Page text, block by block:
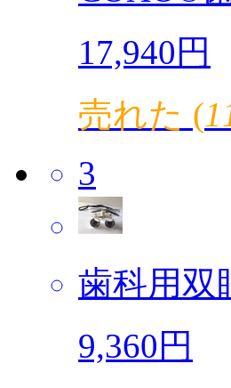
17,940円
売れた (
3
歯科用双
9,360円